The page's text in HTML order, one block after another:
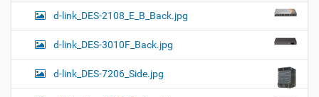
d-link_DES-2108_E_B_Back.jpg
d-link_DES-3010F_Back.jpg
d-link_DES-7206_Side.jpg